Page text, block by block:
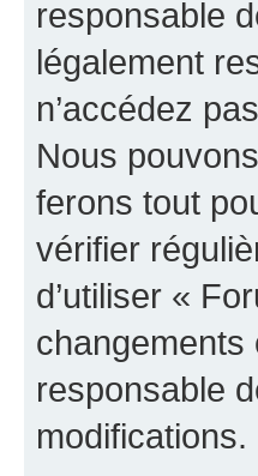
responsable
légalement
n’accédez
Nous
ferons tout
vérifier
d’utiliser «
changements
responsable
modifications.